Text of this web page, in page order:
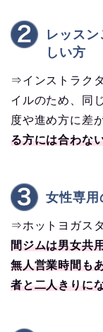
レッス
しい方
⇒インストラク
イルのため、同
度や進め方に差
る方には合わな
女性専用
⇒ホットヨガス
間ジムは男女共
無人営業時間も
者と二人きりに